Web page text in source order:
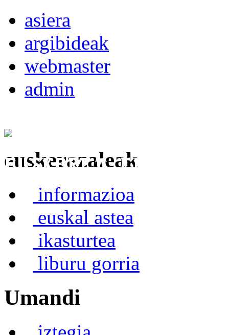
asiera
argibideak
webmaster
admin
Euskerea Erabilte
euskerazaleak
informazioa
euskal astea
ikasturtea
liburu gorria
Umandi